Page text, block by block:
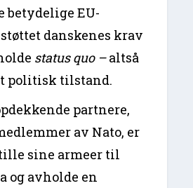
betydelige EU-
danskenes krav
status quo –altså
politisk tilstand.
partnere,
av Nato, er
sine armeer til
og avholde en